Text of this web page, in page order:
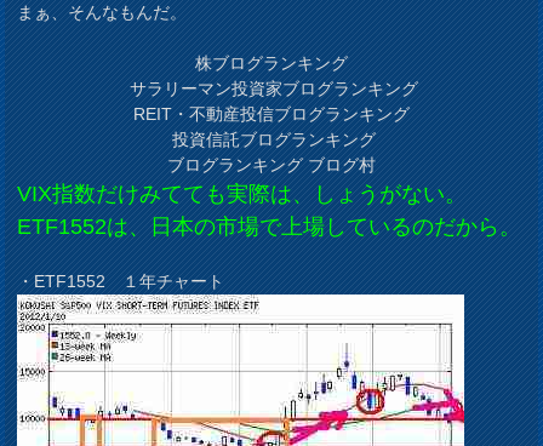
まぁ、そんなもんだ。
株ブログランキング
サラリーマン投資家ブログランキング
REIT・不動産投信ブログランキング
投資信託ブログランキング
ブログランキング ブログ村
VIX指数だけみてても実際は、しょうがない。
ETF1552は、日本の市場で上場しているのだから。
・ETF1552 １年チャート